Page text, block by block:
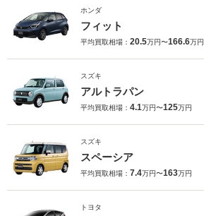
ホンダ
フィット
平均買取相場： 20.5万円〜166.6万円
スズキ
アルトラパン
平均買取相場： 4.1万円〜125万円
スズキ
スペーシア
平均買取相場： 7.4万円〜163万円
トヨタ